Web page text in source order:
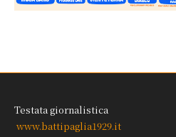
Testata giornalistica
www.battipaglia1929.it